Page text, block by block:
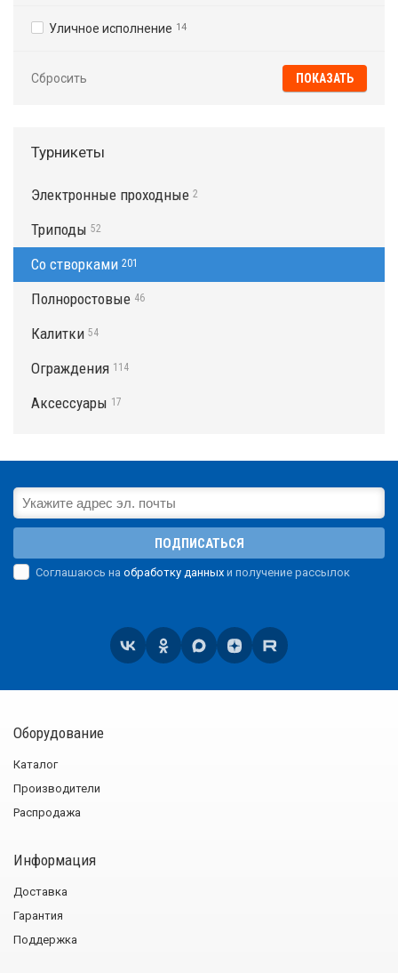
Уличное исполнение 14
Сбросить
Турникеты
Электронные проходные 2
Триподы 52
Со створками 201
Полноростовые 46
Калитки 54
Ограждения 114
Аксессуары 17
ПОДПИСАТЬСЯ
Соглашаюсь на обработку данных и получение рассылок
Оборудование
Каталог
Производители
Распродажа
Информация
Доставка
Гарантия
Поддержка